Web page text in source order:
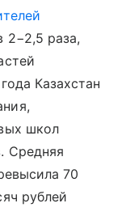
2−2,5 раза,
Казахстан
школ
Средняя
70
рублей